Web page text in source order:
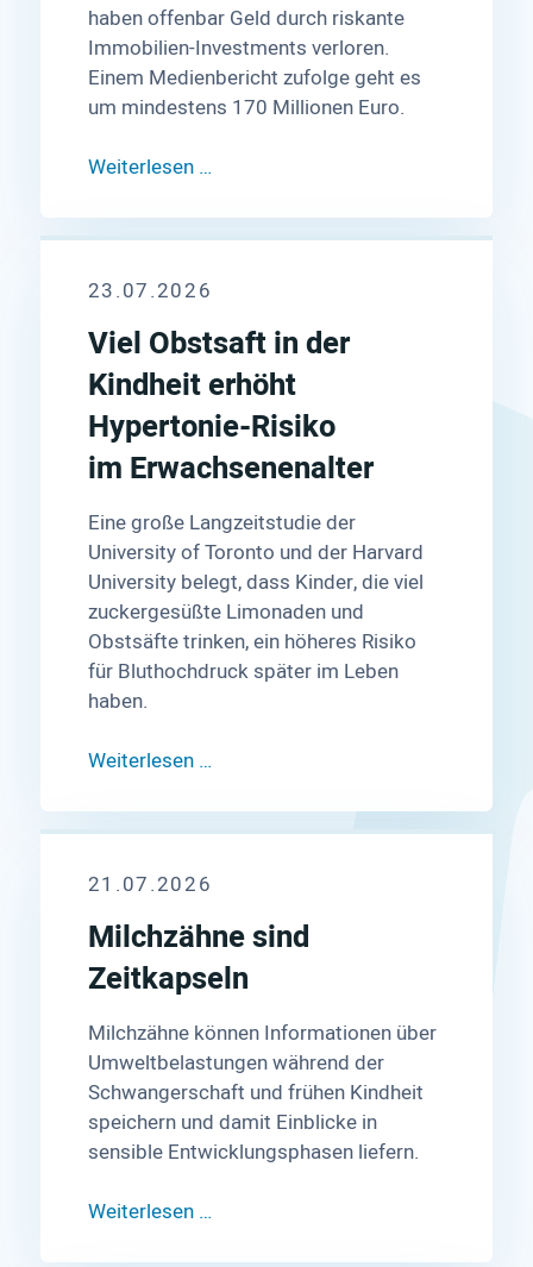
haben offenbar Geld durch riskante
Immobilien-Investments verloren.
Einem Medienbericht zufolge geht es
um mindestens 170 Millionen Euro.
Weiterlesen …
23.07.2026
Viel Obstsaft in der
Kindheit erhöht
Hypertonie-Risiko
im Erwachsenenalter
Eine große Langzeitstudie der
University of Toronto und der Harvard
University belegt, dass Kinder, die viel
zuckergesüßte Limonaden und
Obstsäfte trinken, ein höheres Risiko
für Bluthochdruck später im Leben
haben.
Weiterlesen …
21.07.2026
Milchzähne sind
Zeitkapseln
Milchzähne können Informationen über
Umweltbelastungen während der
Schwangerschaft und frühen Kindheit
speichern und damit Einblicke in
sensible Entwicklungsphasen liefern.
Weiterlesen …